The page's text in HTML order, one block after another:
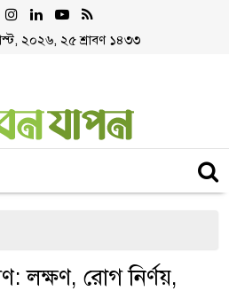
২০২৬, ২৫ শ্রাবণ ১৪৩৩
লক্ষণ, রোগ নির্ণয়,